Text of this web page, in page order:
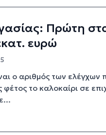
Πρώτη
ευρώ
ο αριθμός των ελέγχων
το καλοκαίρι σε